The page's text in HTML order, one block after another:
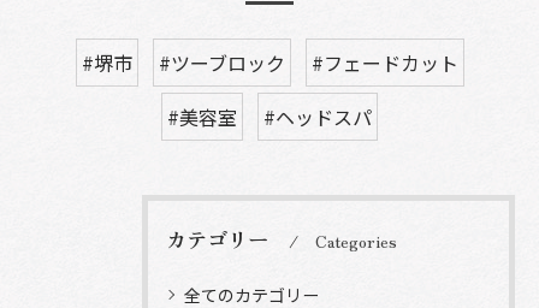
#堺市 #ツーブロック
#フェードカット
#美容室
#ヘッドスパ
カテゴリー Categories
全てのカテゴリー